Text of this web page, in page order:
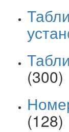
(300)
(128)